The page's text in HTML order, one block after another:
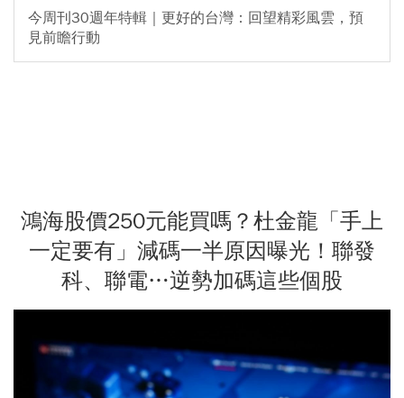
今周刊30週年特輯｜更好的台灣：回望精彩風雲，預
見前瞻行動
鴻海股價250元能買嗎？杜金龍「手上
一定要有」減碼一半原因曝光！聯發
科、聯電…逆勢加碼這些個股